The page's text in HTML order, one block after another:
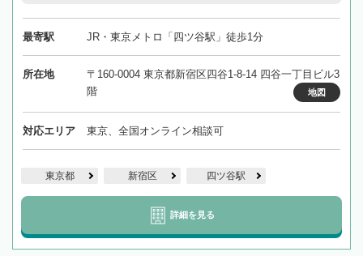
最寄駅 JR・東京メトロ「四ツ谷駅」徒歩1分
所在地
〒160-0004 東京都新宿区四谷1-8-14 四谷一丁目ビル3
階
地図
対応エリア 東京、全国オンライン相談可
東京都 新宿区 四ツ谷駅
詳細を見る